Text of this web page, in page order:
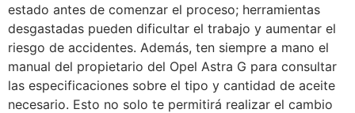
estado antes de comenzar el proceso; herramientas
desgastadas pueden dificultar el trabajo y aumentar el
riesgo de accidentes. Además, ten siempre a mano el
manual del propietario del Opel Astra G para consultar
las especificaciones sobre el tipo y cantidad de aceite
necesario. Esto no solo te permitirá realizar el cambio